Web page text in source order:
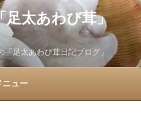
足太あわび茸」
足太あわび茸日記ブログ」
ニュー